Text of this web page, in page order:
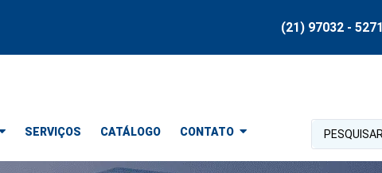
(21) 97032 - 5271
SERVIÇOS CATÁLOGO CONTATO